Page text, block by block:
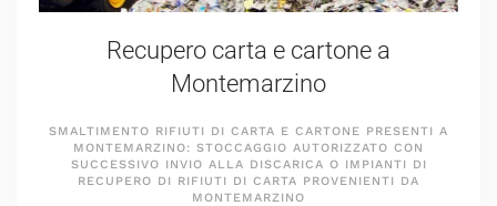
Recupero carta e cartone a
Montemarzino
SMALTIMENTO RIFIUTI DI CARTA E CARTONE PRESENTI A
MONTEMARZINO: STOCCAGGIO AUTORIZZATO CON
SUCCESSIVO INVIO ALLA DISCARICA O IMPIANTI DI
RECUPERO DI RIFIUTI DI CARTA PROVENIENTI DA
MONTEMARZINO